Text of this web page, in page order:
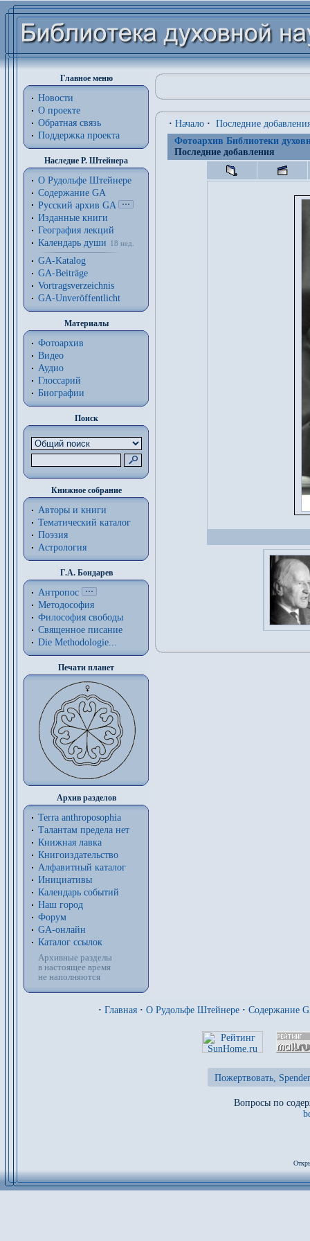
Главное меню
Новости
О проекте
Обратная связь
Поддержка проекта
Наследие Р. Штейнера
О Рудольфе Штейнере
Содержание GA
Русский архив GA
Изданные книги
География лекций
Календарь души
18 нед.
GA-Katalog
GA-Beiträge
Vortragsverzeichnis
GA-Unveröffentlicht
Материалы
Фотоархив
Видео
Аудио
Глоссарий
Биографии
Поиск
Книжное собрание
Авторы и книги
Тематический каталог
Поэзия
Астрология
Г.А. Бондарев
Антропос
Методософия
Философия cвободы
Священное писание
Die Methodologie...
Печати планет
Архив разделов
Terra anthroposophia
Талантам предела нет
Книжная лавка
Книгоиздательство
Алфавитный каталог
Инициативы
Календарь событий
Наш город
Форум
GA-онлайн
Каталог ссылок
Архивные разделы
в настоящее время
не наполняются
· Начало · Последние
Фотоархив Библиотеки
Последние добавления
· Главная · О Рудольфе Штейнере · Содержание
Пожертвовать,
Вопросы по